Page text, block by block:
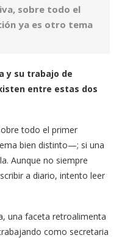
sobre todo el
ya es otro tema
y su trabajo de
entre estas dos
todo el primer
bien distinto—; si una
Aunque no siempre
a diario, intento leer
una faceta retroalimenta
como secretaria